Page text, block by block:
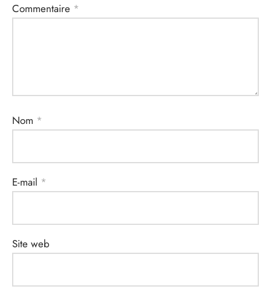
Commentaire *
Nom *
E-mail *
Site web